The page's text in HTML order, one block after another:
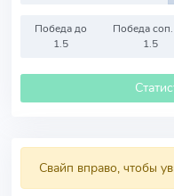
Победа до
1.5
Победа
1.5
Свайп вправо, чтобы